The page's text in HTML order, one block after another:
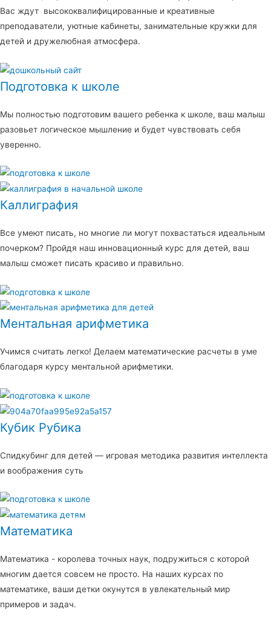
Вас ждут высококвалифицированные и креативные
преподаватели, уютные кабинеты, занимательные кружки для
детей и дружелюбная атмосфера.
Подготовка к школе
Мы полностью подготовим вашего ребенка к школе, ваш малыш
разовьет логическое мышление и будет чувствовать себя
уверенно.
Каллиграфия
Все умеют писать, но многие ли могут похвастаться идеальным
почерком? Пройдя наш инновационный курс для детей, ваш
малыш сможет писать красиво и правильно.
Ментальная арифметика
Учимся считать легко! Делаем математические расчеты в уме
благодаря курсу ментальной арифметики.
Кубик Рубика
Спидкубинг для детей — игровая методика развития интеллекта
и воображения суть
Математика
Математика - королева точных наук, подружиться с которой
многим дается совсем не просто. На наших курсах по
математике, ваши детки окунутся в увлекательный мир
примеров и задач.